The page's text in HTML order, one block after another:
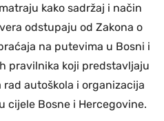
kako sadržaj i način
odstupaju od Zakona o
na putevima u Bosni i
pravilnika koji predstavljaju
autoškola i organizacija
cijele Bosne i Hercegovine.